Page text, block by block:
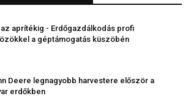
az aprítékig - Erdőgazdálkodás profi
a géptámogatás küszöbén
Deere legnagyobb harvestere először a
erdőkben